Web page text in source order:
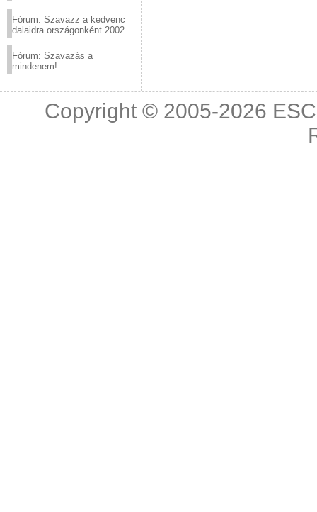
Fórum: Szavazz a kedvenc
dalaidra országonként 2002
Fórum: Szavazás a
mindenem!
Copyright © 2005-2026